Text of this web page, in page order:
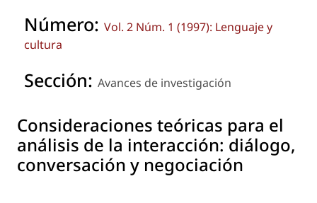
Número: Vol. 2 Núm. 1 (1997): Lenguaje y
cultura
Sección: Avances de investigación
Consideraciones teóricas para el
análisis de la interacción: diálogo,
conversación y negociación